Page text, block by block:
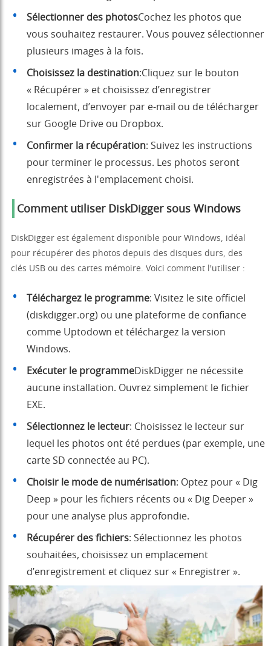
Sélectionner des photosCochez les photos que
vous souhaitez restaurer. Vous pouvez sélectionner
plusieurs images à la fois.
Choisissez la destination:Cliquez sur le bouton
« Récupérer » et choisissez d’enregistrer
localement, d’envoyer par e-mail ou de télécharger
sur Google Drive ou Dropbox.
Confirmer la récupération: Suivez les instructions
pour terminer le processus. Les photos seront
enregistrées à l'emplacement choisi.
Comment utiliser DiskDigger sous Windows
DiskDigger est également disponible pour Windows, idéal
pour récupérer des photos depuis des disques durs, des
clés USB ou des cartes mémoire. Voici comment l'utiliser :
Téléchargez le programme: Visitez le site officiel
(diskdigger.org) ou une plateforme de confiance
comme Uptodown et téléchargez la version
Windows.
Exécuter le programme DiskDigger ne nécessite
aucune installation. Ouvrez simplement le fichier
EXE.
Sélectionnez le lecteur: Choisissez le lecteur sur
lequel les photos ont été perdues (par exemple, une
carte SD connectée au PC).
Choisir le mode de numérisation: Optez pour « Dig
Deep » pour les fichiers récents ou « Dig Deeper »
pour une analyse plus approfondie.
Récupérer des fichiers: Sélectionnez les photos
souhaitées, choisissez un emplacement
d’enregistrement et cliquez sur « Enregistrer ».